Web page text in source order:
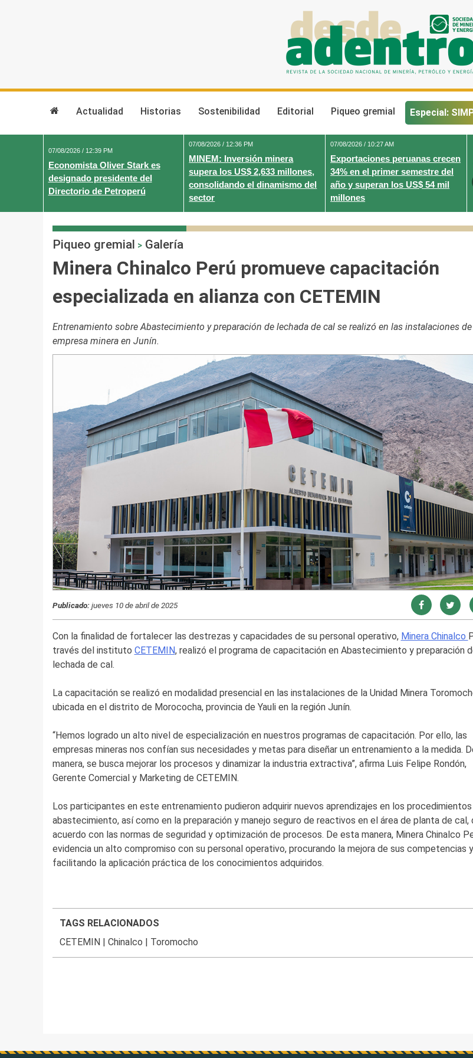
Actualidad Historias Sostenibilidad Editorial Piqueo gremial Especial:
07/08/2026 / 12:39 PM
Economista Oliver Stark es
designado presidente del
Directorio de Petroperú
07/08/2026 / 12:36 PM
MINEM: Inversión minera
supera los US$ 2,633 millones,
consolidando el dinamismo del
sector
07/08/2026 / 10:27 AM
Exportaciones peruanas crecen
34% en el primer semestre del
año y superan los US$ 54 mil
millones
Piqueo gremial > Galería
Minera Chinalco Perú promueve capacitación
especializada en alianza con CETEMIN
Entrenamiento sobre Abastecimiento y preparación de lechada de cal se realizó en las instalaciones
empresa minera en Junín.
Publicado:jueves 10 de abril de 2025
Con la finalidad de fortalecer las destrezas y capacidades de su personal operativo, Minera Chinalco
través del instituto CETEMIN, realizó el programa de capacitación en Abastecimiento y preparación
lechada de cal.
La capacitación se realizó en modalidad presencial en las instalaciones de la Unidad Minera
ubicada en el distrito de Morococha, provincia de Yauli en la región Junín.
“Hemos logrado un alto nivel de especialización en nuestros programas de capacitación. Por ello, las
empresas mineras nos confían sus necesidades y metas para diseñar un entrenamiento a la medida.
manera, se busca mejorar los procesos y dinamizar la industria extractiva”, afirma Luis Felipe Rondón,
Gerente Comercial y Marketing de CETEMIN.
Los participantes en este entrenamiento pudieron adquirir nuevos aprendizajes en los
abastecimiento, así como en la preparación y manejo seguro de reactivos en el área de planta de cal,
acuerdo con las normas de seguridad y optimización de procesos. De esta manera, Minera Chinalco
evidencia un alto compromiso con su personal operativo, procurando la mejora de sus competencias y
facilitando la aplicación práctica de los conocimientos adquiridos.
TAGS RELACIONADOS
CETEMIN |Chinalco | Toromocho